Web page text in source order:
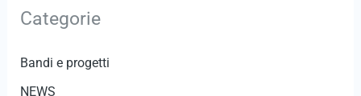
a
Categorie
Bandi e progetti
NEWS